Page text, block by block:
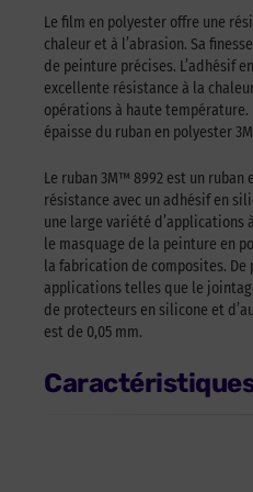
Le film en polyester offre une
chaleur et à l’abrasion. Sa
de peinture précises. L’adhésif
excellente résistance à la
opérations à haute température.
épaisse du ruban en polyester
Le ruban 3M™ 8992 est un
résistance avec un adhésif en
une large variété d’applications
le masquage de la peinture en
la fabrication de composites. De
applications telles que le
de protecteurs en silicone et
est de 0,05 mm.